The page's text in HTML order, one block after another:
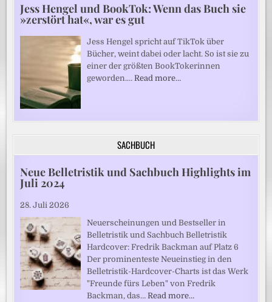
Jess Hengel und BookTok: Wenn das Buch sie
»zerstört hat«, war es gut
Jess Hengel spricht auf TikTok über
Bücher, weint dabei oder lacht. So ist sie zu
einer der größten BookTokerinnen
geworden.…Read more…
SACHBUCH
Neue Belletristik und Sachbuch Highlights im
Juli 2024
28. Juli 2026
Neuerscheinungen und Bestseller in
Belletristik und Sachbuch Belletristik
Hardcover: Fredrik Backman auf Platz 6
Der prominenteste Neueinstieg in den
Belletristik-Hardcover-Charts ist das Werk
"Freunde fürs Leben" von Fredrik
Backman, das…Read more…